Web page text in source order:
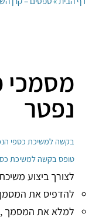
מסמכי
נפטר
בקשה למשיכת כספי
טופס בקשה למשיכת כספי
לצורך ביצוע
להדפיס את